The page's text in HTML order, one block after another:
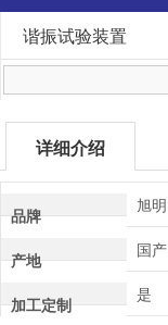
谐振试验装置
详细介绍
品牌 旭明
产地 国产
加工定制 是